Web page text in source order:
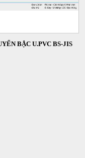
BẬC U.PVC BS-JIS